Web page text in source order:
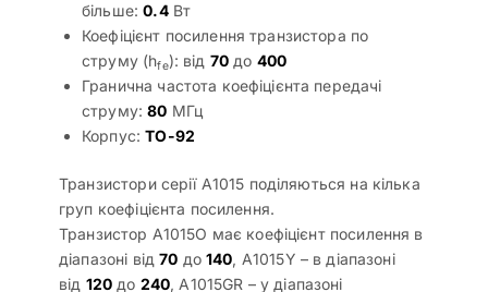
більше:0.4Вт
Коефіцієнт посилення транзистора по
струму (hfe): від 70 до 400
Гранична частота коефіцієнта передачі
струму:80 МГц
Корпус:TO-92
Транзистори серії A1015 поділяються на кілька
груп коефіцієнта посилення.
Транзистор A1015O має коефіцієнт посилення в
діапазоні від70 до140, A1015Y – в діапазоні
від 120 до 240, A1015GR – у діапазоні